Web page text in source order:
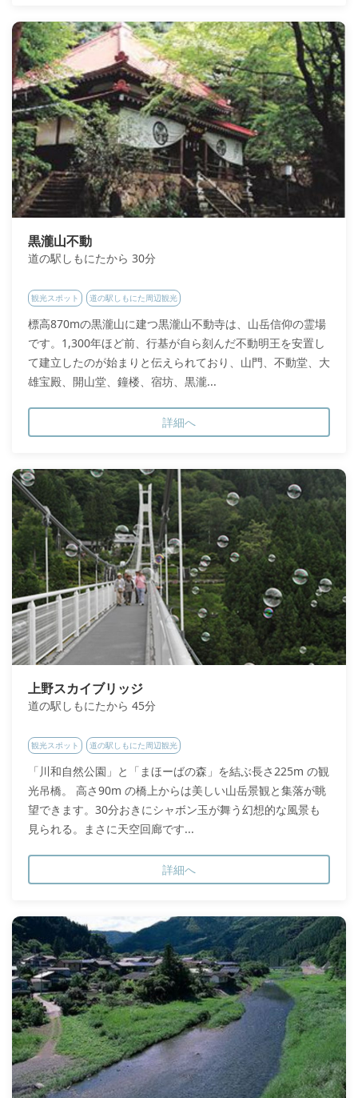
黒瀧山不動
道の駅しもにたから 30分
観光スポット 道の駅しもにた周辺観光
標高870mの黒瀧山に建つ黒瀧山不動寺は、山岳信仰の霊場
です。1,300年ほど前、行基が自ら刻んだ不動明王を安置し
て建立したのが始まりと伝えられており、山門、不動堂、大
雄宝殿、開山堂、鐘楼、宿坊、黒瀧...
詳細へ
上野スカイブリッジ
道の駅しもにたから 45分
観光スポット 道の駅しもにた周辺観光
「川和自然公園」と「まほーばの森」を結ぶ長さ225m の観
光吊橋。 高さ90m の橋上からは美しい山岳景観と集落が眺
望できます。30分おきにシャボン玉が舞う幻想的な風景も
見られる。まさに天空回廊です...
詳細へ